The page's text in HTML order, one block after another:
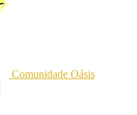
Comunidade Oásis